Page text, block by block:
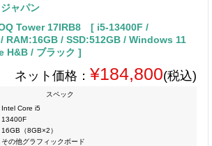
ャパン
Tower 17IRB8 [ i5-13400F /
RAM:16GB / SSD:512GB / Windows 11
H&B / ブラック ]
ネット価格： ¥184,800(税込)
スペック
Intel Core i5
13400F
16GB（8GB×2）
その他グラフィックボード